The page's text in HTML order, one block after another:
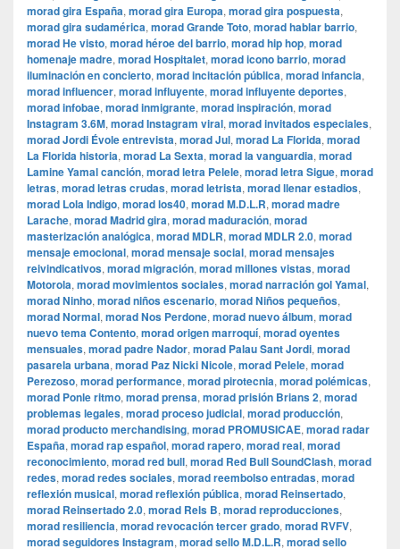
morad gira España, morad gira Europa, morad gira pospuesta,
morad gira sudamérica, morad Grande Toto, morad hablar barrio,
morad He visto, morad héroe del barrio, morad hip hop, morad
homenaje madre, morad Hospitalet, morad icono barrio, morad
iluminación en concierto, morad incitación pública, morad infancia,
morad influencer, morad influyente, morad influyente deportes,
morad infobae, morad inmigrante, morad inspiración, morad
Instagram 3.6M, morad Instagram viral, morad invitados especiales,
morad Jordi Évole entrevista, morad Jul, morad La Florida, morad
La Florida historia, morad La Sexta, morad la vanguardia, morad
Lamine Yamal canción, morad letra Pelele, morad letra Sigue, morad
letras, morad letras crudas, morad letrista, morad llenar estadios,
morad Lola Indigo, morad los40, morad M.D.L.R, morad madre
Larache, morad Madrid gira, morad maduración, morad
masterización analógica, morad MDLR, morad MDLR 2.0, morad
mensaje emocional, morad mensaje social, morad mensajes
reivindicativos, morad migración, morad millones vistas, morad
Motorola, morad movimientos sociales, morad narración gol Yamal,
morad Ninho, morad niños escenario, morad Niños pequeños,
morad Normal, morad Nos Perdone, morad nuevo álbum, morad
nuevo tema Contento, morad origen marroquí, morad oyentes
mensuales, morad padre Nador, morad Palau Sant Jordi, morad
pasarela urbana, morad Paz Nicki Nicole, morad Pelele, morad
Perezoso, morad performance, morad pirotecnia, morad polémicas,
morad Ponle ritmo, morad prensa, morad prisión Brians 2, morad
problemas legales, morad proceso judicial, morad producción,
morad producto merchandising, morad PROMUSICAE, morad radar
España, morad rap español, morad rapero, morad real, morad
reconocimiento, morad red bull, morad Red Bull SoundClash, morad
redes, morad redes sociales, morad reembolso entradas, morad
reflexión musical, morad reflexión pública, morad Reinsertado,
morad Reinsertado 2.0, morad Rels B, morad reproducciones,
morad resiliencia, morad revocación tercer grado, morad RVFV,
morad seguidores Instagram, morad sello M.D.L.R, morad sello